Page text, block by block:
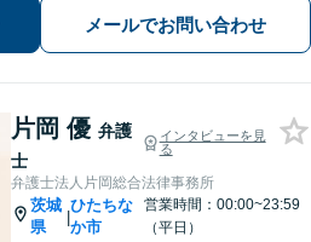
す。【初回面談無料】【法テラス利用
可】【休日・夜間対応可】
メールでお問い合わせ
片岡 優 弁護
士
インタビューを見
る
弁護士法人片岡総合法律事務所
茨城
県
|
ひたちな
か市
営業時間：00:00~23:59
（平日）